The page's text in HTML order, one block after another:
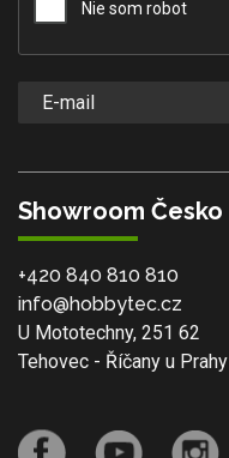
Showroom Česko
+420 840 810 810
info@hobbytec.cz
U Mototechny, 251 62
Tehovec - Říčany u Prahy